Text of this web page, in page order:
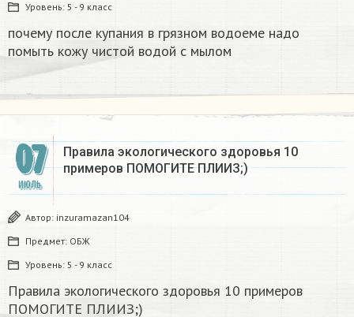
Уровень: 5 - 9 класс
почему после купания в грязном водоеме надо
помыть кожу чистой водой с мылом
07
ИЮЛЬ
Правила экологического здоровья 10
примеров ПОМОГИТЕ ПЛИИЗ;)
Автор: inzuramazan104
Предмет: ОБЖ
Уровень: 5 - 9 класс
Правила экологического здоровья 10 примеров
ПОМОГИТЕ ПЛИИЗ;)